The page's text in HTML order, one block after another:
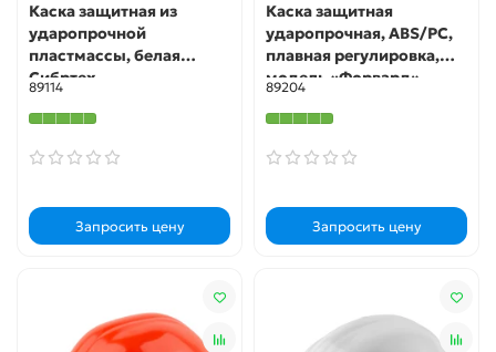
Каска защитная из
ударопрочной
пластмассы, белая
Сибртех
89114
Запросить цену
Каска защитная
ударопрочная, ABS/PC,
плавная регулировка,
модель «Форвард»
(К-05)белая Denzel
89204
Запросить цену